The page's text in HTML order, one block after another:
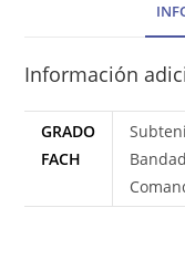
Información
GRADO
FACH